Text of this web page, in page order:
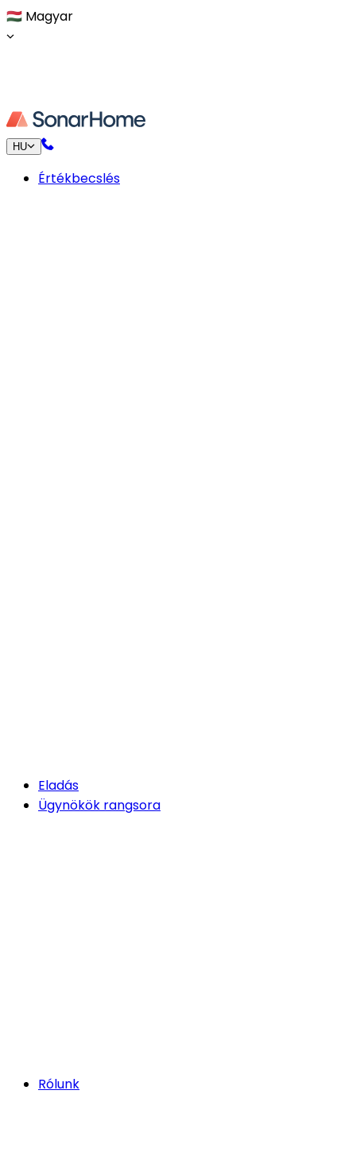
🇭🇺 Magyar
HU
Értékbecslés
Eladás
Ügynökök rangsora
Rólunk